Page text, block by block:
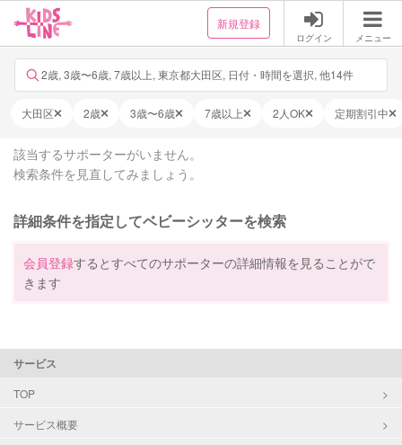
新規登録
ログイン メニュー
2歳, 3歳〜6歳, 7歳以上, 東京都大田区, 日付・時間を選択, 他14件
大田区 2歳 3歳〜6歳 7歳以上 2人OK 定期割引中
該当するサポーターがいません。
検索条件を見直してみましょう。
詳細条件を指定してベビーシッターを検索
会員登録するとすべてのサポーターの詳細情報を見ることがで
きます
サービス
TOP
サービス概要